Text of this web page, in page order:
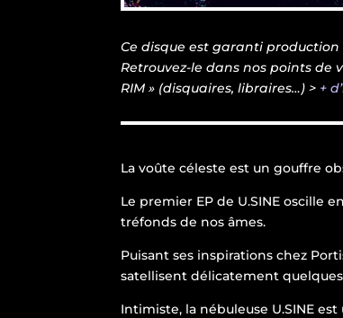
Ce disque est garanti production
Retrouvez-le dans nos points de
RIM » (disquaires, libraires…) > +
La voûte céleste est un gouffre
Le premier EP de U.SINE oscille
tréfonds de nos âmes.
Puisant ses inspirations chez
satellisent délicatement
Intimiste, la nébuleuse U.SINE